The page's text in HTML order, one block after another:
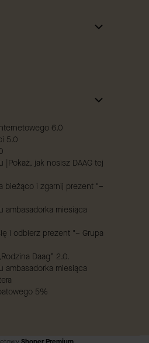
6.0
5.0
|Pokaż, jak nosisz DAAG tej
bieżąco i zgarnij prezent "–
ambasadorka miesiąca
i odbierz prezent "– Grupa
Daag” 2.0.
ambasadorka miesiąca
5%